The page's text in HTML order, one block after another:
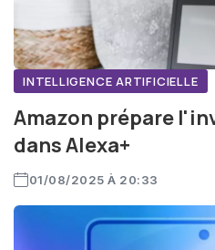
INTELLIGENCE ARTIFICIELLE
Amazon prépare
dans Alexa+
01/08/2025 À 20:33